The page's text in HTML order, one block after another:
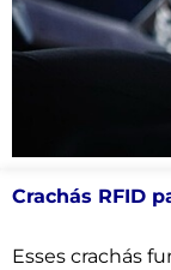
Crachás RFID
Esses crachás